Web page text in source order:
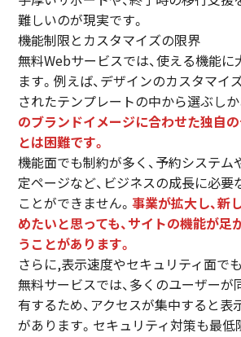
難しいのが現実です。
機能制限とカスタマイズの限界
無料Webサービスでは、使える機能に
ます。例えば、デザインのカスタマイ
されたテンプレートの中から選ぶしか
のブランドイメージに合わせた独自
とは困難です。
機能面でも制約が多く、予約システム
定ページなど、ビジネスの成長に必要
ことができません。事業が拡大し、新
めたいと思っても、サイトの機能が足
うことがあります。
さらに,表示速度やセキュリティ面で
無料サービスでは、多くのユーザー
有するため、アクセスが集中すると表
があります。セキュリティ対策も最